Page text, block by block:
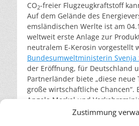
Zustimmung
CO2-freier Flugzeugkraftstoff
Auf dem Gelände des
emsländischen Werlte ist am
weltweit erste Anlage zur
neutralem E-Kerosin vorgestellt
Bundesumweltministerin Svenja
der Eröffnung, für Deutschland
Partnerländer biete „diese neue
große wirtschaftliche Chancen“.
Angela Merkel und
Scheuer schickten